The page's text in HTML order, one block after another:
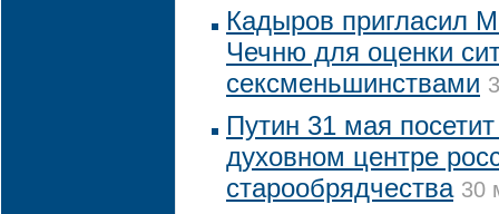
Кадыров пригласил
Чечню для оценки
сексменьшинствами
Путин 31 мая
духовном центре
старообрядчества 30